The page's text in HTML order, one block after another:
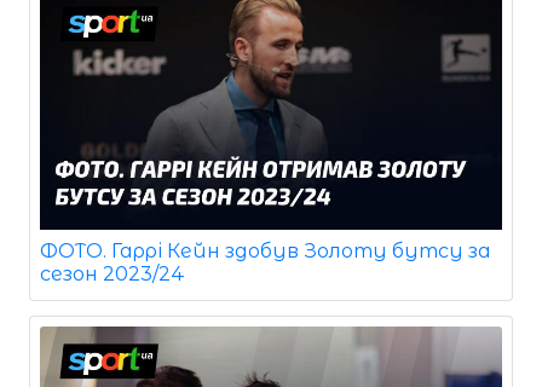
ФОТО. Гаррі Кейн здобув Золоту бутсу за
сезон 2023/24